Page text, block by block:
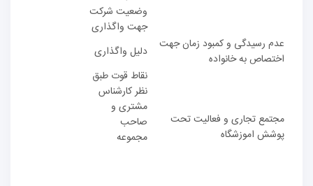
وضعیت شرکت
جهت واگذاری
عدم رسیدگی و کمبود زمان جهت
اختصاص به خانواده
دلیل واگذاری
مجتمع تجاری و فعالیت تحت
پوشش اموزشگاه
نقاط قوت طبق
نظر کارشناس
مشتری و
صاحب
مجموعه